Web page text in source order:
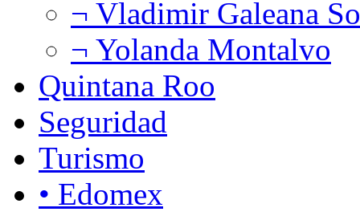
¬ Vladimir Galeana
¬ Yolanda Montalvo
Quintana Roo
Seguridad
Turismo
• Edomex